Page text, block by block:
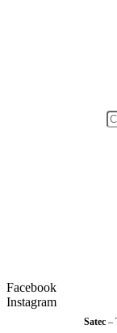
Facebook
Instagram
Satec –